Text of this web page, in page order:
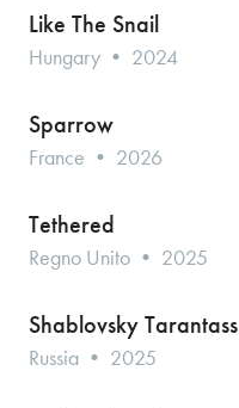
Like The Snail
Hungary • 2024
Sparrow
France • 2026
Tethered
Regno Unito • 2025
Shablovsky Tarantass
Russia • 2025